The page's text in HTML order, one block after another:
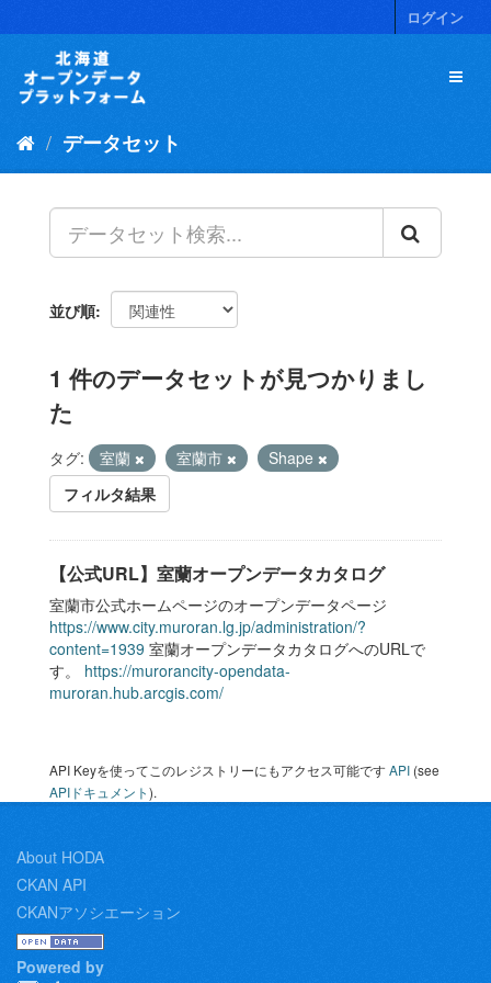
キ
ログイン
データセット
並び順
1 件のデータセットが見つかりまし
た
タグ: 室蘭 室蘭市
Shape
フィルタ結果
【公式URL】室蘭オープンデータカタログ
室蘭市公式ホームページのオープンデータページ
https://www.city.muroran.lg.jp/administration/?
content=1939 室蘭オープンデータカタログへのURLで
す。 https://murorancity-opendata-
muroran.hub.arcgis.com/
API Keyを使ってこのレジストリーにもアクセス可能ですAPI (see
APIドキュメント).
About HODA
CKAN API
CKANアソシエーション
Powered by